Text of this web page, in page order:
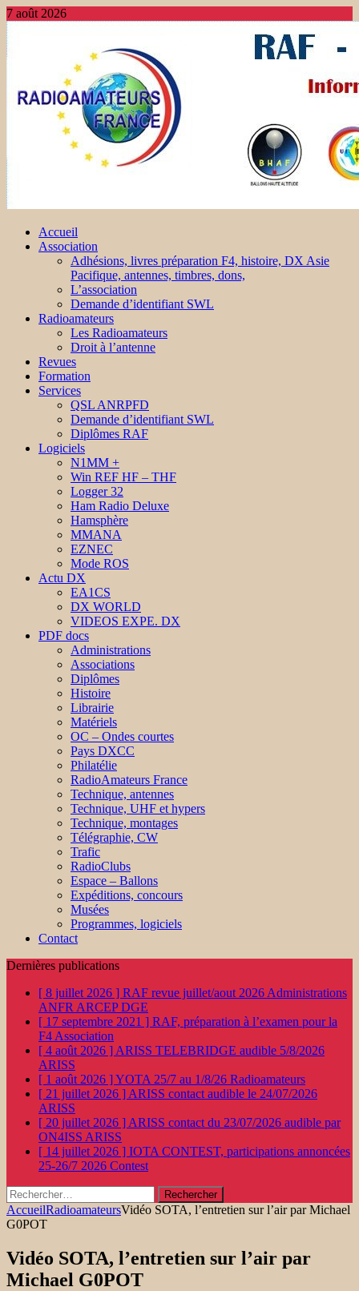
7 août 2026
Accueil
Association
Adhésions, livres préparation F4, histoire, DX Asie
Pacifique, antennes, timbres, dons,
L’association
Demande d’identifiant SWL
Radioamateurs
Les Radioamateurs
Droit à l’antenne
Revues
Formation
Services
QSL ANRPFD
Demande d’identifiant SWL
Diplômes RAF
Logiciels
N1MM +
Win REF HF – THF
Logger 32
Ham Radio Deluxe
Hamsphère
MMANA
EZNEC
Mode ROS
Actu DX
EA1CS
DX WORLD
VIDEOS EXPE. DX
PDF docs
Administrations
Associations
Diplômes
Histoire
Librairie
Matériels
OC – Ondes courtes
Pays DXCC
Philatélie
RadioAmateurs France
Technique, antennes
Technique, UHF et hypers
Technique, montages
Télégraphie, CW
Trafic
RadioClubs
Espace – Ballons
Expéditions, concours
Musées
Programmes, logiciels
Contact
Dernières publications
[ 8 juillet 2026 ] RAF revue juillet/aout 2026 Administrations
ANFR ARCEP DGE
[ 17 septembre 2021 ] RAF, préparation à l’examen pour la
F4 Association
[ 4 août 2026 ] ARISS TELEBRIDGE audible 5/8/2026
ARISS
[ 1 août 2026 ]YOTA 25/7 au 1/8/26 Radioamateurs
[ 21 juillet 2026 ] ARISS contact audible le 24/07/2026
ARISS
[ 20 juillet 2026 ] ARISS contact du 23/07/2026 audible par
ON4ISS ARISS
[ 14 juillet 2026 ] IOTA CONTEST, participations annoncées
25-26/7 2026 Contest
Rechercher :
AccueilRadioamateursVidéo SOTA, l’entretien sur l’air par Michael
G0POT
Vidéo SOTA, l’entretien sur l’air par
Michael G0POT